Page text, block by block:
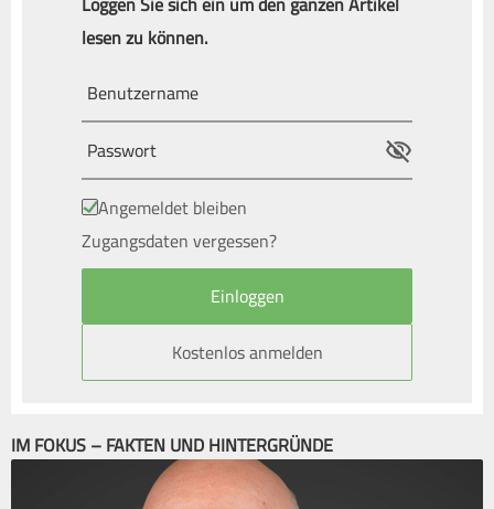
lesen zu können.
Angemeldet bleiben
Zugangsdaten vergessen?
Kostenlos anmelden
IM FOKUS – FAKTEN UND HINTERGRÜNDE